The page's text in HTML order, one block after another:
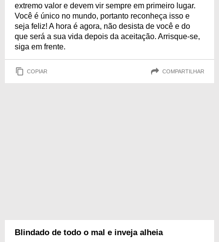
extremo valor e devem vir sempre em primeiro lugar.
Você é único no mundo, portanto reconheça isso e
seja feliz! A hora é agora, não desista de você e do
que será a sua vida depois da aceitação. Arrisque-se,
siga em frente.
COPIAR COMPARTILHAR
Blindado de todo o mal e inveja alheia